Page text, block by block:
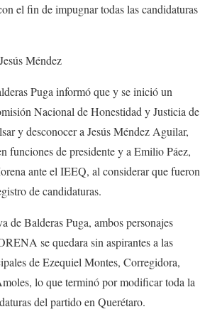
el fin de impugnar todas las candidaturas
Méndez
Puga informó que y se inició un
Nacional de Honestidad y Justicia de
y desconocer a Jesús Méndez Aguilar,
funciones de presidente y a Emilio Páez,
ante el IEEQ, al considerar que fueron
de candidaturas.
de Balderas Puga, ambos personajes
se quedara sin aspirantes a las
de Ezequiel Montes, Corregidora,
lo que terminó por modificar toda la
del partido en Querétaro.